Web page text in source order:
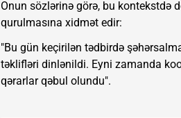
Onun sözlərinə görə, bu kontekstdə
qurulmasına xidmət edir:
"Bu gün keçirilən tədbirdə
təklifləri dinlənildi. Eyni zamanda
qərarlar qəbul olundu".